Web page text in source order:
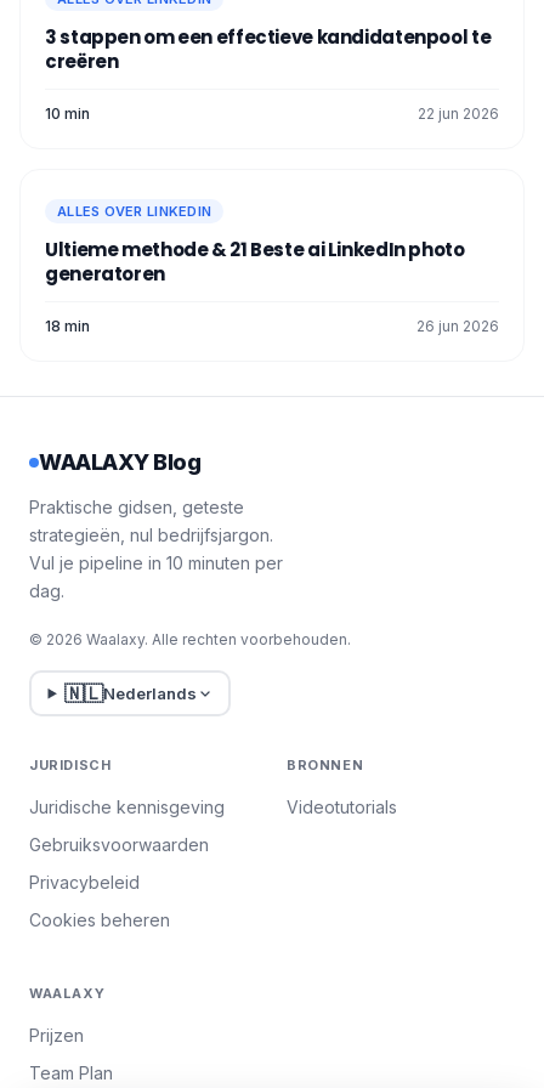
Abonnement".
beheren" > "Abonnement annuleren" of
Daarna word je doorgestuurd naar een
Annulering" abonnement te tonen, en ze
bieden je zelfs aan om "Plan te wijzigen"
echt niet dat je weggaat! 🤪).
Klik toch maar op "Ga door met
annuleren".
3 stappen om een effectieve kandidatenpool te
creëren
10 min 22 jun 2026
ALLES OVER LINKEDIN
Ultieme methode & 21 Beste ai LinkedIn photo
generatoren
18 min 26 jun 2026
WAALAXY Blog
Praktische gidsen, geteste
strategieën, nul bedrijfsjargon.
Vul je pipeline in 10 minuten per
dag.
© 2026 Waalaxy. Alle rechten voorbehouden.
🇳🇱Nederlands
JURIDISCH
Juridische kennisgeving
Gebruiksvoorwaarden
Privacybeleid
Cookies beheren
BRONNEN
Videotutorials
WAALAXY
Prijzen
Team Plan